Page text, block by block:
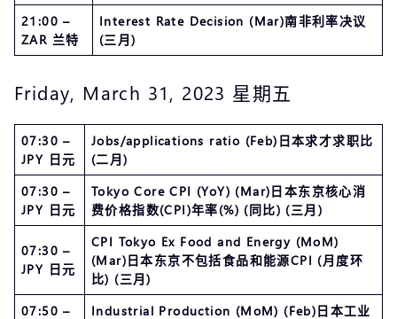
21:00 –
ZAR 兰特
Interest Rate Decision (Mar)南非利率决议
(三月)
Friday, March 31, 2023 星期五
07:30 –
JPY 日元
Jobs/applications ratio (Feb)日本求才求职比
(二月)
07:30 –
JPY 日元
Tokyo Core CPI (YoY) (Mar)日本东京核心消
费价格指数(CPI)年率(%) (同比) (三月)
07:30 –
JPY 日元
CPI Tokyo Ex Food and Energy (MoM)
(Mar)日本东京不包括食品和能源CPI (月度环
比) (三月)
07:50 –
Industrial Production (MoM) (Feb)日本工业